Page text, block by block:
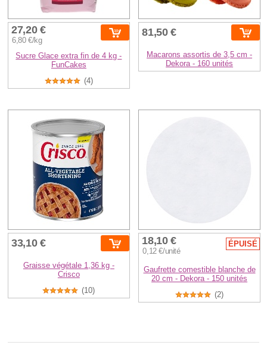
27,20 €
6,80 €/kg
Sucre Glace extra fin de 4 kg -
FunCakes
(4)
81,50 €
Macarons assortis de 3,5 cm -
Dekora - 160 unités
33,10 €
Graisse végétale 1,36 kg -
Crisco
(10)
18,10 €
0,12 €/unité
ÉPUISÉ
Gaufrette comestible blanche de
20 cm - Dekora - 150 unités
(2)